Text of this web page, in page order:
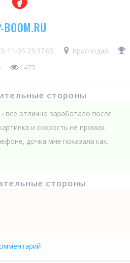
BOOM.RU
11-05 23:37:05
Краснодар
1475
стороны
все отлично заработало после
и скорость не промах.
дочка мне показала как.
стороны